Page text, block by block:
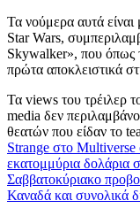
Τα νούμερα αυτά είναι
Star Wars,
Skywalker», που όπως
πρώτα αποκλειστικά στ
Τα views του τρέιλερ
media δεν
θεατών που είδαν το
Strange στο Multiverse
εκατομμύρια δολάρια
Σαββατοκύριακο
Καναδά και συνολικά